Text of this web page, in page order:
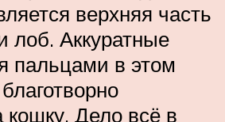
верхняя часть
лоб. Аккуратные
пальцами в этом
кошку. Дело всё в